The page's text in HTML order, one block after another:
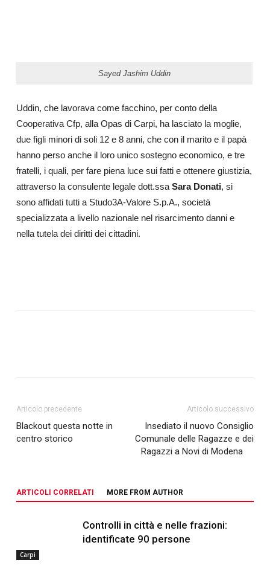
Sayed Jashim Uddin
Uddin, che lavorava come facchino, per conto della
Cooperativa Cfp, alla Opas di Carpi, ha lasciato la moglie,
due figli minori di soli 12 e 8 anni, che con il marito e il papà
hanno perso anche il loro unico sostegno economico, e tre
fratelli, i quali, per fare piena luce sui fatti e ottenere giustizia,
attraverso la consulente legale dott.ssa Sara Donati, si
sono affidati tutti a Studo3A-Valore S.p.A., società
specializzata a livello nazionale nel risarcimento danni e
nella tutela dei diritti dei cittadini.
Articolo precedente
Blackout questa notte in
centro storico
Articolo successivo
Insediato il nuovo Consiglio
Comunale delle Ragazze e dei
Ragazzi a Novi di Modena
ARTICOLI CORRELATI MORE FROM AUTHOR
Carpi
Controlli in città e nelle frazioni:
identificate 90 persone